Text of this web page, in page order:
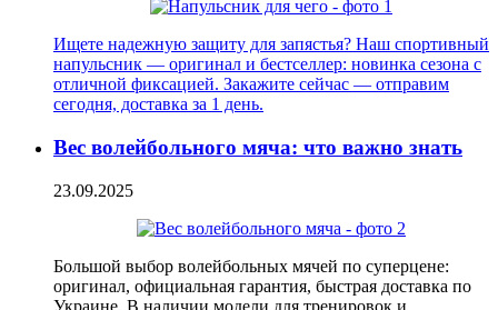
Ищете надежную защиту для запястья? Наш спортивный
напульсник — оригинал и бестселлер: новинка сезона с
отличной фиксацией. Закажите сейчас — отправим
сегодня, доставка за 1 день.
Вес волейбольного мяча: что важно знать
23.09.2025
Большой выбор волейбольных мячей по суперцене:
оригинал, официальная гарантия, быстрая доставка по
Украине. В наличии модели для тренировок и